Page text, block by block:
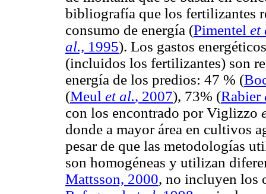
bibliografía que los fertilizantes
consumo de energía (Pimentel et
al., 1995). Los gastos
(incluidos los fertilizantes) son
energía de los predios: 47 % (
(Meul et al., 2007), 73% (Rabier
con los encontrado porViglizzo
donde a mayor área en cultivos
pesar de que las metodologías
son homogéneas y utilizan
Mattsson, 2000, no incluyen los